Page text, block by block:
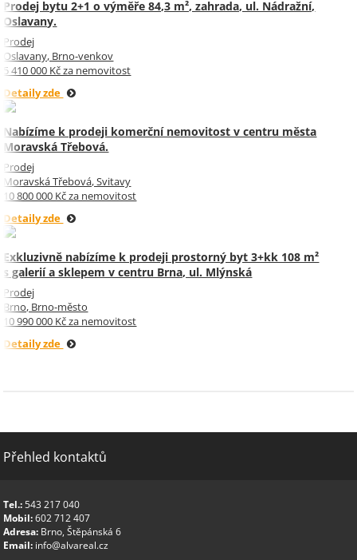
Prodej bytu 2+1 o výměře 84,3 m², zahrada, ul. Nádražní,
Oslavany.
Prodej
Oslavany, Brno-venkov
5 410 000 Kč za nemovitost
Detaily zde
Nabízíme k prodeji komerční nemovitost v centru města
Moravská Třebová.
Prodej
Moravská Třebová, Svitavy
10 800 000 Kč za nemovitost
Detaily zde
Exkluzivně nabízíme k prodeji prostorný byt 3+kk 108 m²
s galerií a sklepem v centru Brna, ul. Mlýnská
Prodej
Brno, Brno-město
10 990 000 Kč za nemovitost
Detaily zde
Přehled kontaktů
Tel.:543 217 040
Mobil:602 712 407
Adresa: Brno, Štěpánská 6
Email: info@alvareal.cz